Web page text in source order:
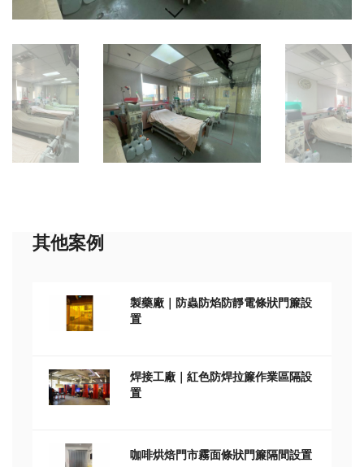
其他案例
製藥廠｜防蟲防焰防靜電條狀門簾設
置
焊接工廠｜紅色防焊拉簾作業區隔設
置
咖啡烘焙門市霧面條狀門簾隔間設置